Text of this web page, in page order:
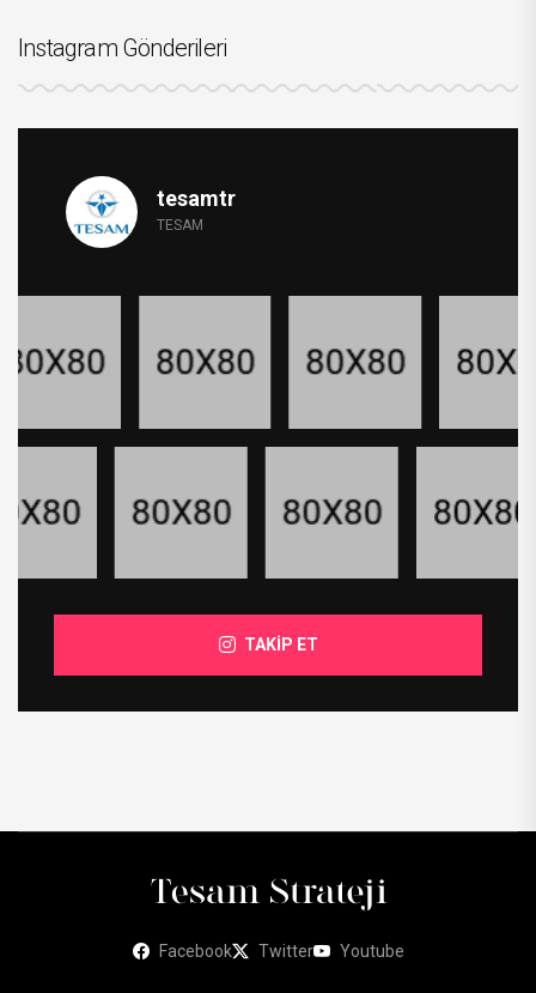
Instagram Gönderileri
tesamtr
TESAM
TAKİP ET
Facebook Twitter Youtube